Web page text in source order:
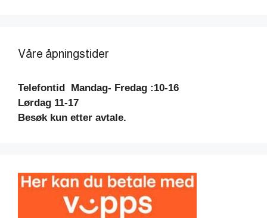
Våre åpningstider
Telefontid Mandag- Fredag :10-16
Lørdag 11-17
Besøk kun etter avtale.